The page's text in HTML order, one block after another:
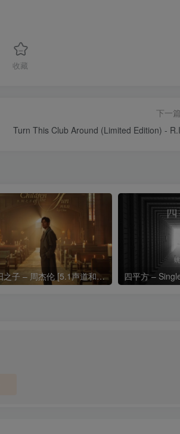
收藏
下一篇
Turn This Club Around (Limited Edition) -
太阳之子 – 周杰伦 [5.1声道和192k母带] 四平方 –